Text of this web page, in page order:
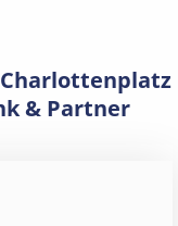
& Partner